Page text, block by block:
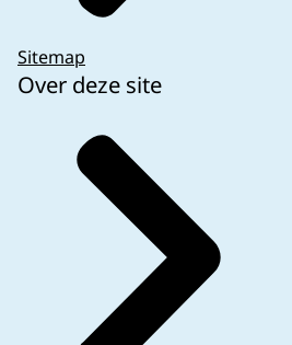
Sitemap
Over deze site